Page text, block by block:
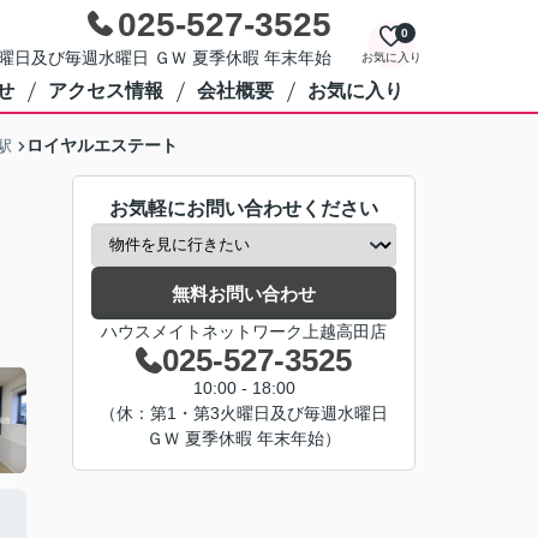
025-527-3525
及び毎週水曜日 ＧＷ 夏季休暇 年末年始 お気に入り
0
アクセス情報 会社概要 お気に入り
ロイヤルエステート
お気軽にお問い合わせください
無料お問い合わせ
ハウスメイトネットワーク上越高田店
025-527-3525
10:00 - 18:00
（休：第1・第3火曜日及び毎週水曜日
ＧＷ 夏季休暇 年末年始）